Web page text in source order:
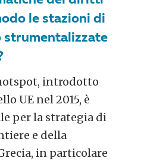
le stazioni di
strumentalizzate
introdotto
UE nel 2015, è
per la strategia di
e della
in particolare